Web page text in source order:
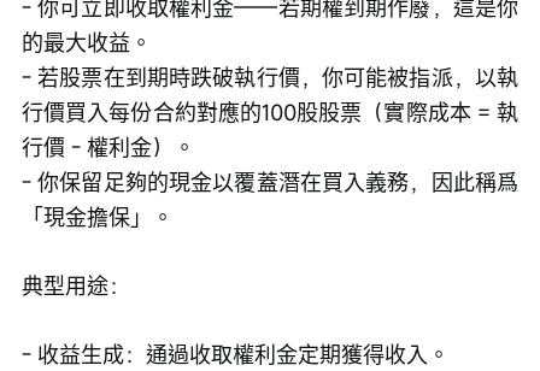
- 你可立即收取權利金——若期權到期作廢，這是你
的最大收益。
- 若股票在到期時跌破執行價，你可能被指派，以執
行價買入每份合約對應的100股股票（實際成本 = 執
行價 - 權利金）。
- 你保留足夠的現金以覆蓋潛在買入義務，因此稱爲
「現金擔保」。
典型用途：
- 收益生成：通過收取權利金定期獲得收入。